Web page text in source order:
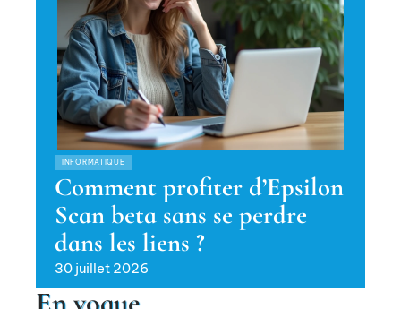
INFORMATIQUE
Comment profiter d’Epsilon
Scan beta sans se perdre
dans les liens ?
30 juillet 2026